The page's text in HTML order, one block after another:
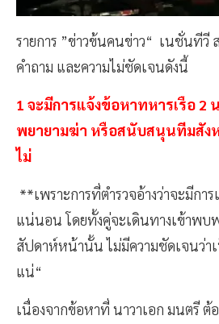
รายการ ”ข่าวข้นคนข่าว“ เนชั่นทีวี
คำถาม และความไม่ชัดเจนดังนี้
1 จะมีการแจ้งข้อหาทหารเรือ 2
พยายามฆ่า หรือสนับสนุนทีมสัง
ไม่
**เพราะการที่ตำรวจอ้างว่าจะมีกา
แน่นอน โดยทั้งคู่จะเดินทางเข้าพบ
สัปดาห์หน้านั้น ไม่มีความชัดเจนว่
แน่“
เนื่องจากข้อหาที่ นาวาเอก มนตรี